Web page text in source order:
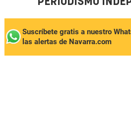
Suscríbete gratis a nuestro
las alertas de Navarra.com